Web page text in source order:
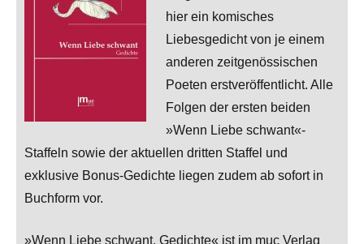
hier ein komisches
Liebesgedicht von je einem
anderen zeitgenössischen
Poeten erstveröffentlicht. Alle
Folgen der ersten beiden
»Wenn Liebe schwant«-
Staffeln sowie der aktuellen dritten Staffel und
exklusive Bonus-Gedichte liegen zudem ab sofort in
Buchform vor.
»Wenn Liebe schwant. Gedichte« ist im muc Verlag